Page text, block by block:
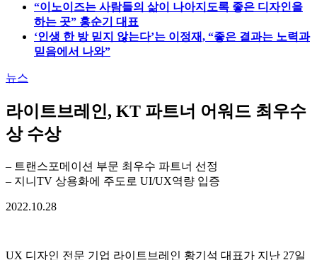
라이트브레인, KT 파트너 어워드 최우수
상 수상
– 트랜스포메이션 부문 최우수 파트너 선정
2022.10.28
UX 디자인 전문 기업 라이트브레인 황기석 대표가 지난 27일
열린 ‘제9회 KT Partner’s Day 2022′ 행사에서 ‘Partners Award’
KT와 파트너사가 함께 하자는 의지를 다지는 행사이며